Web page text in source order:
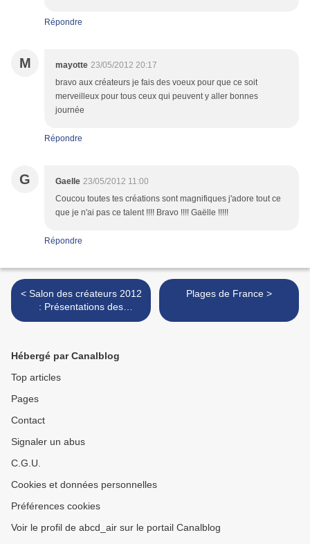
Répondre
M mayotte 23/05/2012 20:17
bravo aux créateurs je fais des voeux pour que ce soit
merveilleux pour tous ceux qui peuvent y aller bonnes
journée
Répondre
G Gaelle 23/05/2012 11:00
Coucou toutes tes créations sont magnifiques j'adore tout ce
que je n'ai pas ce talent !!!! Bravo !!!! Gaëlle !!!!!
Répondre
< Salon des créateurs 2012
: Présentations des
créateurs 4
Plages de France >
Hébergé par Canalblog
Top articles
Pages
Contact
Signaler un abus
C.G.U.
Cookies et données personnelles
Préférences cookies
Voir le profil de abcd_air sur le portail Canalblog